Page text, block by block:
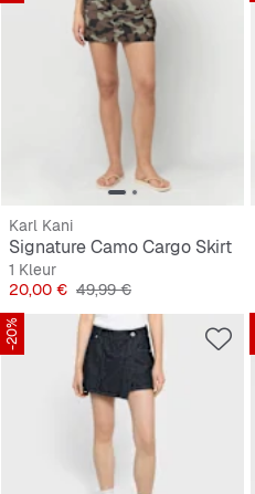
Karl Kani
Signature Camo Cargo Skirt
1 Kleur
Prijs
20,00 € Originele Prijs
49,99 €
-20%